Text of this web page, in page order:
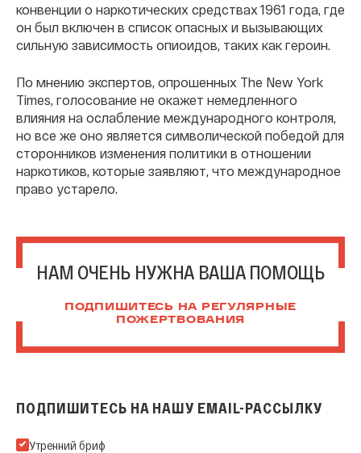
конвенции о наркотических средствах 1961 года, где
он был включен в список опасных и вызывающих
сильную зависимость опиоидов, таких как героин.
По мнению экспертов, опрошенных The New York
Times, голосование не окажет немедленного
влияния на ослабление международного контроля,
но все же оно является символической победой для
сторонников изменения политики в отношении
наркотиков, которые заявляют, что международное
право устарело.
НАМ ОЧЕНЬ НУЖНА ВАША ПОМОЩЬ
ПОДПИШИТЕСЬ НА РЕГУЛЯРНЫЕ
ПОЖЕРТВОВАНИЯ
ПОДПИШИТЕСЬ НА НАШУ EMAIL-РАССЫЛКУ
Подпишитесь на нашу Email-рассылку
Утренний бриф